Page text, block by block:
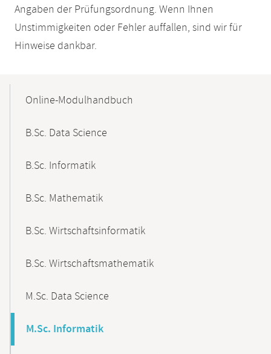
Angaben der Prüfungsordnung. Wenn Ihnen
Unstimmigkeiten oder Fehler auffallen, sind wir für
Hinweise dankbar.
NavigationOnline-Modulhandbuch
B.Sc. Data Science
B.Sc. Informatik
B.Sc. Mathematik
B.Sc. Wirtschaftsinformatik
B.Sc. Wirtschaftsmathematik
M.Sc. Data Science
M.Sc. Informatik